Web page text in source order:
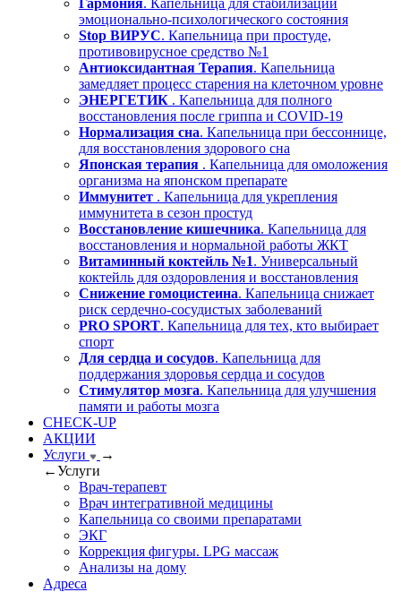
Гармония. Капельница для стабилизации
эмоционально-психологического состояния
Stop ВИРУС. Капельница при простуде,
противовирусное средство №1
Антиоксидантная Терапия. Капельница
замедляет процесс старения на клеточном уровне
ЭНЕРГЕТИК . Капельница для полного
восстановления после гриппа и COVID-19
Нормализация сна. Капельница при бессоннице,
для восстановления здорового сна
Японская терапия . Капельница для омоложения
организма на японском препарате
Иммунитет . Капельница для укрепления
иммунитета в сезон простуд
Восстановление кишечника. Капельница для
восстановления и нормальной работы ЖКТ
Витаминный коктейль №1. Универсальный
коктейль для оздоровления и восстановления
Снижение гомоцистеина. Капельница снижает
риск сердечно-сосудистых заболеваний
PRO SPORT. Капельница для тех, кто выбирает
спорт
Для сердца и сосудов. Капельница для
поддержания здоровья сердца и сосудов
Стимулятор мозга. Капельница для улучшения
памяти и работы мозга
CHECK-UP
АКЦИИ
Услуги
→
←Услуги
Врач-терапевт
Врач интегративной медицины
Капельница со своими препаратами
ЭКГ
Коррекция фигуры. LPG массаж
Анализы на дому
Адреса